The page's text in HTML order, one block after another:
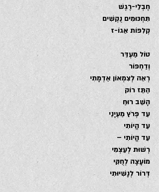
חֶבְלֵי-רֶגֶשׁ
תִּחְכּוּמִים נֻקְשִׁים
קְלִפּוֹת אֵגוֹ-ז
טוֹל מַעְדֵּר
וְדַחְפּוֹר
רְאֵה לְצִמְאוֹן אַדְמָתִי
הַתֵּז רוֹק
הָשֵׁב רוּחַ
עַד פְּרֹץ מַעְיָנַי
עַד הֱיוֹתִי
עַד הֱיוֹתִי –
רְשׁוּת לְעַצְמִי
מוֹעָצָה לְחֻקִּי
דְּרוֹר לְנָשִׁיּוּתִי